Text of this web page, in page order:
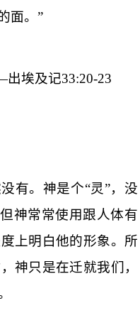
面。”
埃及记33:20-23
有。神是个“灵”，没
神常常使用跟人体有
上明白他的形象。所
神只是在迁就我们，